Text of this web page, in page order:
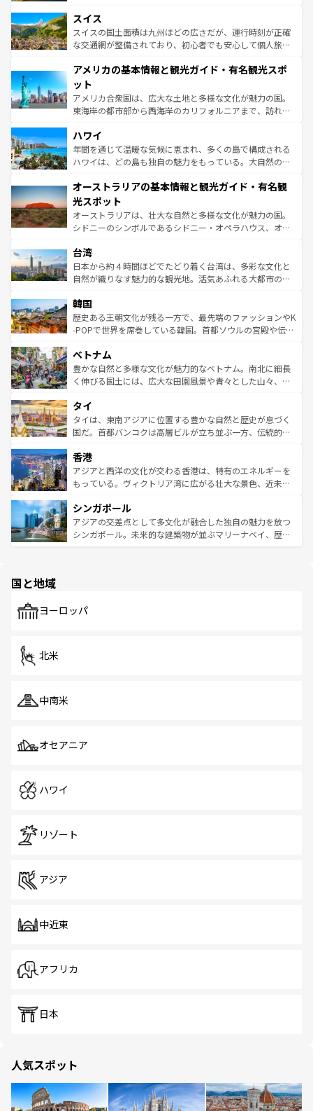
を参照してほしい。
は、お酒好きな人にはぜひ体験してほしい。 なお、新着の
ドイツ情報はコンテンツ一覧を参照してほしい。
リアごとに異なる魅力がある。また、優雅なアフタヌーン
ティー、ビール好きにはたまらない英国パブ、サッカー観
戦など、本場だからこそできる体験も豊富。イギリスを旅
ンツ一覧を参照してほしい。
スイス
スイスの国土面積は九州ほどの広さだが、運行時刻が正確
な交通網が整備されており、初心者でも安心して個人旅行
の建物がそのまま残る町や、スイスならではのユニークな
博物館もあり、アルプス観光だけでなく町歩きも満喫する
ことができる。国民の所得が高いため物価も高いが、旅行
者向けの交通パス提供のサービスもあり、うまく活用すれ
着のスイス情報は
アメリカの基本情報と観光ガイド・有名観光スポ
ット
アメリカ合衆国は、広大な土地と多様な文化が魅力の国。
東海岸の都市部から西海岸のカリフォルニアまで、訪れる
のような巨大都市は、観光、ショッピング、エンターテイ
ンメントが詰まった刺激的なスポットだ。一方、アメリカ
西部には大自然が広がり、グランドキャニオンやイエロー
部のニューオーリンズでは、音楽と美食が融合した独特の
文化が魅力。旅行者はアメリカの各地域で異なる魅力を楽
しみながら、その多様性と豊かな歴史を感じることができ
るだろう。車でのロードトリップや列車の旅も、アメリカ
情報は
ハワイ
年間を通じて温暖な気候に恵まれ、多くの島で構成される
ハワイは、どの島も独自の魅力をもっている。大自然の神
ワイ島は見逃せない。また、定番の観光地といえばオアフ
島だが、静かな自然を求めるならマウイ島やカウアイ島が
おすすめ。エメラルドグリーンに輝く海をはじめ、豊かな
文化や歴史が息づいている。「アロハスピリット」と呼ば
人々、おいしいローカルフードやハワイアンミュージッ
ク、伝統的なフラダンスなど、すべてがハワイの魅力を彩
っている。訪れるたびに新しい発見と感動が待っているハ
はコンテンツ一覧
オーストラリアの基本情報と観光ガイド・有名観
光スポット
オーストラリアは、壮大な自然と多様な文化が魅力の国。
シドニーのシンボルであるシドニー・オペラハウス、オー
リアリーフや大陸中央部にそびえるウルル（エアーズロッ
ク）、タスマニアの美しい原生林やケアンズの熱帯雨林な
ど、見どころがたくさん。また、カフェやワイン、オージ
いる。アクティビティも充実しており、サーフィンやダイ
ビング、ハイキングなど、アウトドア好きにはたまらな
い。オーストラリアの多彩な魅力を存分に味わいつくそ
参照してほしい。
台湾
日本から約４時間ほどでたどり着く台湾は、多彩な文化と
自然が織りなす魅力的な観光地。活気あふれる大都市の台
ン）、静ひつな山岳地帯である台湾東部など、都市の喧騒
と山間の静けさが共存しており、訪れる人に新しい発見と
驚きをもたらしてくれる。また、奥深い台湾の食文化も魅
容にもいいと評判のスイーツなど、バラエティ豊かな料理
が味わえる。 なお、新着の台湾情報は コンテンツ一覧を参
照してほしい。
韓国
歴史ある王朝文化が残る一方で、最先端のファッションやK
-POPで世界を席巻している韓国。首都ソウルの宮殿や伝統
き、地方に足を延ばせば四季折々の自然美を楽しむことが
できる。そして、キムチや焼肉、絶品のストリートフード
まで、さまざまな韓国料理が待っている。夜には、韓国な
リティに包まれながら、韓国の多彩な魅力を心ゆくまで味
わってみてほしい。 なお、新着の韓国情報はコンテンツ一
覧を参照してほしい。
ベトナム
豊かな自然と多様な文化が魅力的なベトナム。南北に細長
く伸びる国土には、広大な田園風景や青々とした山々、世
急速な発展と共に伝統が息づく。ハノイの古い町並みやホ
ーチミン市のフランス統治時代の建物も、独特の雰囲気を
醸し出している。また、バラエティの豊かさとおいしさで
とつ。フォーやバインミー、ベトナムコーヒーなどは、ぜ
ひ現地で味わいたい。どの地域を訪れてもあたたかい人々
が旅行者を迎えてくれるので、きっと忘れられない旅にな
参照してほしい。
タイ
タイは、東南アジアに位置する豊かな自然と歴史が息づく
国だ。首都バンコクは高層ビルが立ち並ぶ一方、伝統的な
の活気が交差している。北部ではチェンマイなどの山岳地
帯で自然と触れ合い、南部ではプーケットやクラビの美し
いビーチでリゾート気分を楽しむことができる。タイ料理
激する。気候は一年中温暖で、どの季節にも異なる楽しみ
が待っている。親しみやすいタイの人々、仏教を中心とし
た文化、そして多様な観光資源が、訪れる旅人を魅了し続
香港
アジアと西洋の文化が交わる香港は、特有のエネルギーを
もっている。ヴィクトリア湾に広がる壮大な景色、近未来
み、どこを訪れても感動するはず。観光スポットが密集し
ており、効率よく見どころを回れるのも魅力。息をのむよ
うな絶景から文化的な体験まで、香港を存分に楽しみ尽く
シンガポール
アジアの交差点として多文化が融合した独自の魅力を放つ
シンガポール。未来的な建築物が並ぶマリーナベイ、歴史
で、ホーカーズは地元の風情を楽しめる外せないスポット
国と地域
ヨーロッパ
北米
中南米
オセアニア
ハワイ
リゾート
アジア
中近東
アフリカ
日本
人気スポット